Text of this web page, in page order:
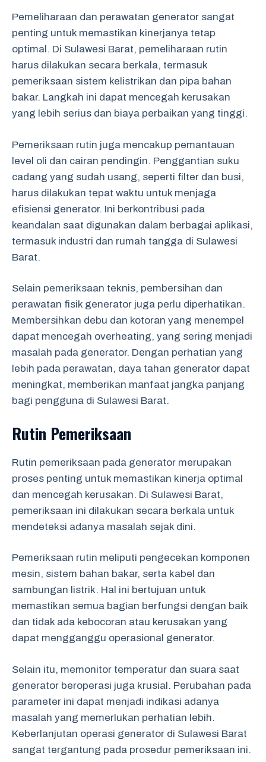
Pemeliharaan dan perawatan generator sangat
penting untuk memastikan kinerjanya tetap
optimal. Di Sulawesi Barat, pemeliharaan rutin
harus dilakukan secara berkala, termasuk
pemeriksaan sistem kelistrikan dan pipa bahan
bakar. Langkah ini dapat mencegah kerusakan
yang lebih serius dan biaya perbaikan yang tinggi.
Pemeriksaan rutin juga mencakup pemantauan
level oli dan cairan pendingin. Penggantian suku
cadang yang sudah usang, seperti filter dan busi,
harus dilakukan tepat waktu untuk menjaga
efisiensi generator. Ini berkontribusi pada
keandalan saat digunakan dalam berbagai aplikasi,
termasuk industri dan rumah tangga di Sulawesi
Barat.
Selain pemeriksaan teknis, pembersihan dan
perawatan fisik generator juga perlu diperhatikan.
Membersihkan debu dan kotoran yang menempel
dapat mencegah overheating, yang sering menjadi
masalah pada generator. Dengan perhatian yang
lebih pada perawatan, daya tahan generator dapat
meningkat, memberikan manfaat jangka panjang
bagi pengguna di Sulawesi Barat.
Rutin Pemeriksaan
Rutin pemeriksaan pada generator merupakan
proses penting untuk memastikan kinerja optimal
dan mencegah kerusakan. Di Sulawesi Barat,
pemeriksaan ini dilakukan secara berkala untuk
mendeteksi adanya masalah sejak dini.
Pemeriksaan rutin meliputi pengecekan komponen
mesin, sistem bahan bakar, serta kabel dan
sambungan listrik. Hal ini bertujuan untuk
memastikan semua bagian berfungsi dengan baik
dan tidak ada kebocoran atau kerusakan yang
dapat mengganggu operasional generator.
Selain itu, memonitor temperatur dan suara saat
generator beroperasi juga krusial. Perubahan pada
parameter ini dapat menjadi indikasi adanya
masalah yang memerlukan perhatian lebih.
Keberlanjutan operasi generator di Sulawesi Barat
sangat tergantung pada prosedur pemeriksaan ini.